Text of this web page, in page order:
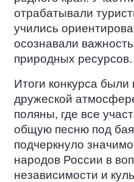
отрабатывали
учились
осознавали
природных ресурсов.
Итоги конкурса
дружеской
поляны, где все
общую песню под
подчеркнуло
народов России в
независимости и